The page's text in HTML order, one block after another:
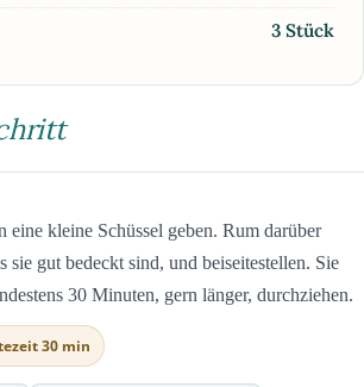
3 Stück
eine kleine Schüssel geben. Rum darüber
sie gut bedeckt sind, und beiseitestellen. Sie
30 Minuten, gern länger, durchziehen.
30 min